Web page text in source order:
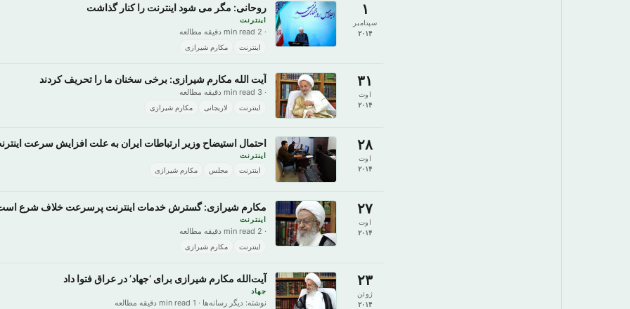
۱
سپتامبر
۲۰۱۴
روحانی: مگر می شود اینترنت را کنار گذاشت
اینترنت
· 2 min read دقیقه مطالعه
اینترنت مکارم شیرازی
۳۱
اوت
۲۰۱۴
آیت الله مکارم شیرازی: برخی سخنان ما را تحریف کردند
· 3 min read دقیقه مطالعه
اینترنت لاریجانی مکارم شیرازی
۲۸
اوت
۲۰۱۴
احتمال استیضاح وزیر ارتباطات ایران به علت افزایش سرعت‌
اینترنت
اینترنت
مجلس مکارم شیرازی
۲۷
اوت
۲۰۱۴
مکارم شیرازی: گسترش خدمات اینترنت پرسرعت خلاف شرع
اینترنت
· 2 min read دقیقه مطالعه
اینترنت مکارم شیرازی
۲۳
ژوئن
۲۰۱۴
آیت‌الله مکارم شیرازی برای ‘جهاد’ در عراق فتوا داد
جهاد
نوشته: دیگر رسانه‌ها · 1 min read دقیقه مطالعه